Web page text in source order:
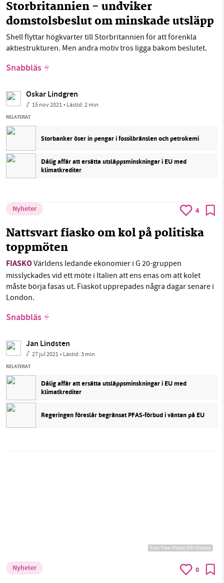
Storbritannien - undviker
domstolsbeslut om minskade utsläpp
Shell flyttar högkvarter till Storbritannien för att förenkla
aktiestrukturen. Men andra motiv tros ligga bakom beslutet.
Snabbläs
Oskar Lindgren
15 nov 2021• Lästid:2 min
RELATERAT
Storbanker öser in pengar i fossilbränslen och petrokemi
Dålig affär att ersätta utsläppsminskningar i EU med
klimatkrediter
Nyheter 4
Nattsvart fiasko om kol på politiska
toppmöten
FIASKOVärldens ledande ekonomier i G 20-gruppen
misslyckades vid ett möte i Italien att ens enas om att kolet
måste börja fasas ut. Fiaskot upprepades några dagar senare i
London.
Snabbläs
Jan Lindsten
27 jul 2021• Lästid:3 min
RELATERAT
Dålig affär att ersätta utsläppsminskningar i EU med
klimatkrediter
Regeringen föreslår begränsat PFAS-förbud i väntan på EU
Foto:Free-Photos från Pixabay
Nyheter 0